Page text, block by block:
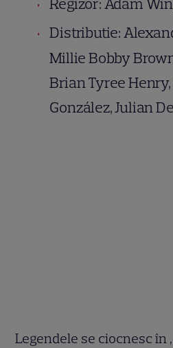
Regizor: Adam
Distributie:
Millie Bobby
Brian Tyree
González, Julian
Legendele se ciocnesc în